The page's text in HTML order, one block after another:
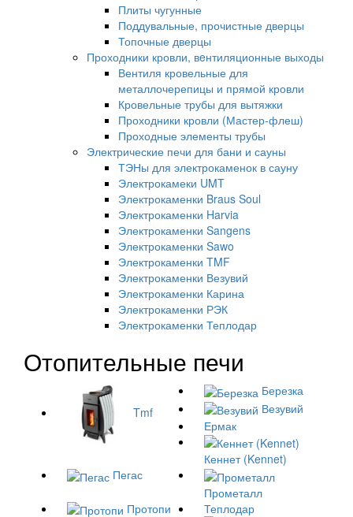
Плиты чугунные
Поддувальные, прочистные дверцы
Топочные дверцы
Проходники кровли, вeнтиляционные выходы
Вентиля кровельные для
металлочерепицы и прямой кровли
Кровельные трубы для вытяжки
Проходники кровли (Мастер-флеш)
Проходные элементы трубы
Электрические печи для бани и сауны
ТЭНы для электрокаменок в сауну
Электрокамеки UMT
Электрокаменки Braus Soul
Электрокаменки Harvia
Электрокаменки Sangens
Электрокаменки Sawo
Электрокаменки TMF
Электрокаменки Везувий
Электрокаменки Карина
Электрокаменки РЭК
Электрокаменки Теплодар
Отопительные печи
Tmf
Березка
Везувий
Ермак
Кеннет (Kennet)
Пегас
Прометалл
Протопи
Теплодар